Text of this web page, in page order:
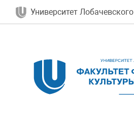
Университет Лобачевского